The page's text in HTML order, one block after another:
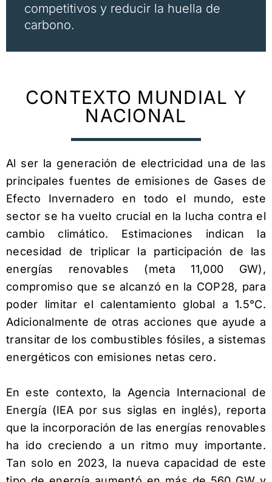
competitivos y reducir la huella de
carbono.​
CONTEXTO MUNDIAL Y
NACIONAL
Al ser la generación de electricidad una de las
principales fuentes de emisiones de Gases de
Efecto Invernadero en todo el mundo, este
sector se ha vuelto crucial en la lucha contra el
cambio climático. Estimaciones indican la
necesidad de triplicar la participación de las
energías renovables (meta 11,000 GW),
compromiso que se alcanzó en la COP28, para
poder limitar el calentamiento global a 1.5°C.
Adicionalmente de otras acciones que ayude a
transitar de los combustibles fósiles, a sistemas
energéticos con emisiones netas cero.
En este contexto, la Agencia Internacional de
Energía (IEA por sus siglas en inglés), reporta
que la incorporación de las energías renovables
ha ido creciendo a un ritmo muy importante.
Tan solo en 2023, la nueva capacidad de este